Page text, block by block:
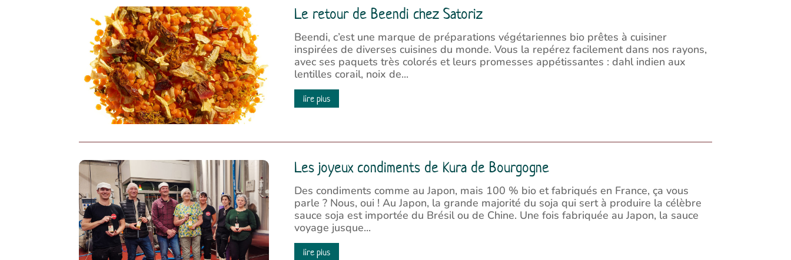
Le retour de Beendi chez Satoriz
Beendi, c’est une marque de préparations végétariennes bio prêtes à cuisiner
inspirées de diverses cuisines du monde. Vous la repérez facilement dans nos rayons,
avec ses paquets très colorés et leurs promesses appétissantes : dahl indien aux
lentilles corail, noix de...
lire plus
Les joyeux condiments de Kura de Bourgogne
Des condiments comme au Japon, mais 100 % bio et fabriqués en France, ça vous
parle ? Nous, oui ! Au Japon, la grande majorité du soja qui sert à produire la célèbre
sauce soja est importée du Brésil ou de Chine. Une fois fabriquée au Japon, la sauce
voyage jusque...
lire plus